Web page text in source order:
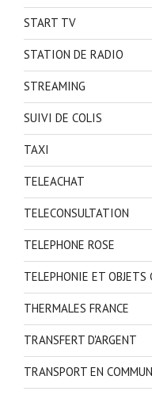
START TV
STATION DE RADIO
STREAMING
SUIVI DE COLIS
TAXI
TELEACHAT
TELECONSULTATION
TELEPHONE ROSE
TELEPHONIE ET OBJETS
THERMALES FRANCE
TRANSFERT D'ARGENT
TRANSPORT EN COMMUN